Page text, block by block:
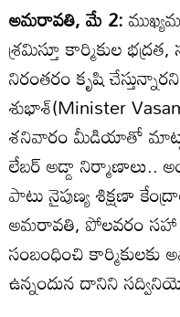
అమరావతి, మే 2:
శ్రమిస్తూ కార్మికుల
నిరంతరం కృషి
శుభాశ్(Minister
శనివారం మీడియాతో
లేబర్ అడ్డా నిర్మాణాలు..
పాటు నైపుణ్య శిక్షణా
అమరావతి, పోలవరం సహా
సంబంధించి
ఉన్నందున దానిని